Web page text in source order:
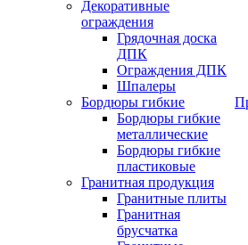
Декоративные
ограждения
Грядочная доска
ДПК
Ограждения ДПК
Шпалеры
Бордюры гибкие
Бордюры гибкие
металлические
Бордюры гибкие
пластиковые
Гранитная продукция
Гранитные плиты
Гранитная
брусчатка